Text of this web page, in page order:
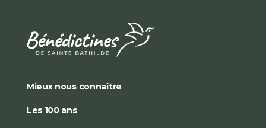
Mieux nous connaître
Les 100 ans